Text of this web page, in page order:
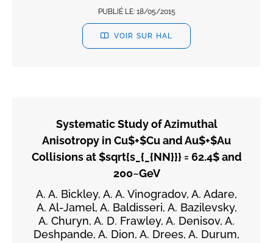
PUBLIÉ LE: 18/05/2015
VOIR SUR HAL
Systematic Study of Azimuthal
Anisotropy in Cu$+$Cu and Au$+$Au
Collisions at $sqrt{s_{_{NN}}} = 62.4$ and
200~GeV
A. A. Bickley, A. A. Vinogradov, A. Adare,
A. Al-Jamel, A. Baldisseri, A. Bazilevsky,
A. Churyn, A. D. Frawley, A. Denisov, A.
Deshpande, A. Dion, A. Drees, A. Durum,